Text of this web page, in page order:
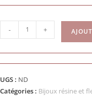
- +
UGS : ND
Catégories : Bijoux résine et